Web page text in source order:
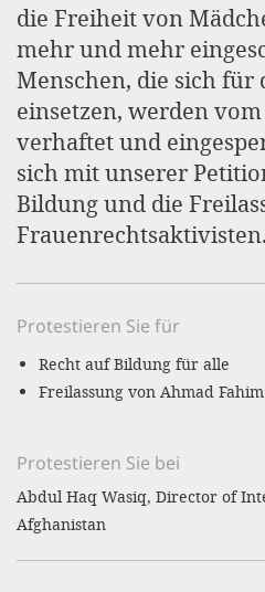
die Freiheit von
mehr und mehr
Menschen, die sich für
einsetzen, werden
verhaftet und
sich mit unserer
Bildung und die
Frauenrechtsaktivisten.
Protestieren Sie für
Recht auf Bildung für alle
Freilassung von Ahmad
Protestieren Sie bei
Abdul Haq Wasiq, Director of
Afghanistan